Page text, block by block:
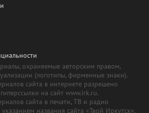
охраняемые авторским правом,
(логотипы, фирменные знаки).
сайта в интернете разрешено
на сайт www.irk.ru.
сайта в печати, ТВ и радио
названия сайта «Твой Иркутск».